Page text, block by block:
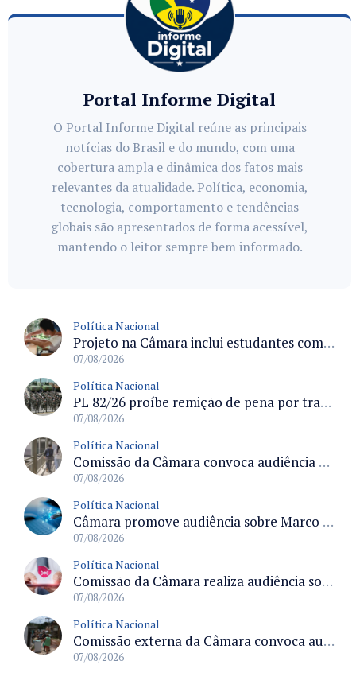
Portal Informe Digital
O Portal Informe Digital reúne as principais
notícias do Brasil e do mundo, com uma
cobertura ampla e dinâmica dos fatos mais
relevantes da atualidade. Política, economia,
tecnologia, comportamento e tendências
globais são apresentados de forma acessível,
mantendo o leitor sempre bem informado.
Política Nacional
Projeto na Câmara inclui estudantes com deficiência no regime escolar especial da LDB e estabelece critérios para frequência
07/08/2026
Política Nacional
PL 82/26 proíbe remição de pena por trabalho em funções militares para condenados por crimes contra o Estado Democrático de Direito
07/08/2026
Política Nacional
Comissão da Câmara convoca audiência para discutir misoginia nas escolas e universidades após divulgação de listas misóginas
07/08/2026
Política Nacional
Câmara promove audiência sobre Marco de Fomento à Economia Digital e impactos da inteligência artificial
07/08/2026
Política Nacional
Comissão da Câmara realiza audiência sobre apostas online para medir o tamanho do mercado ilegal
07/08/2026
Política Nacional
Comissão externa da Câmara convoca audiência pública sobre chuvas na Zona da Mata de Minas Gerais e impactos em Juiz de Fora
07/08/2026